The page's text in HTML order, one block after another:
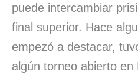
puede intercambiar
final superior. Hace
empezó a destacar,
algún torneo abierto en